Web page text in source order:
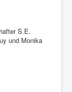
S.E.
und Monika